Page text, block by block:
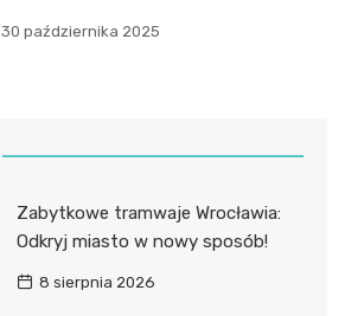
30 października 2025
Zabytkowe tramwaje Wrocławia:
Odkryj miasto w nowy sposób!
8 sierpnia 2026